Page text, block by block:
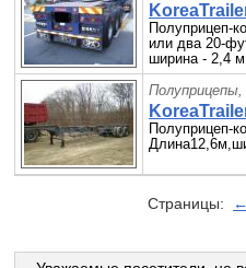
Полуприцеп-
или два 20-
ширина - 2,4
Полуприцеп-
Страницы: